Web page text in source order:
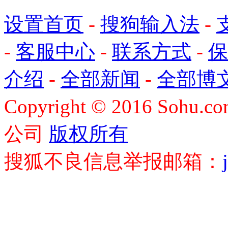
设置首页 - 搜狗输入法 -
- 客服中心 - 联系方式 -
介绍 - 全部新闻 - 全部博
Copyright © 2016
公司 版权所有
搜狐不良信息举报邮箱：